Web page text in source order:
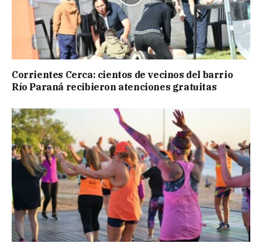
Corrientes Cerca: cientos de vecinos del barrio
Río Paraná recibieron atenciones gratuitas